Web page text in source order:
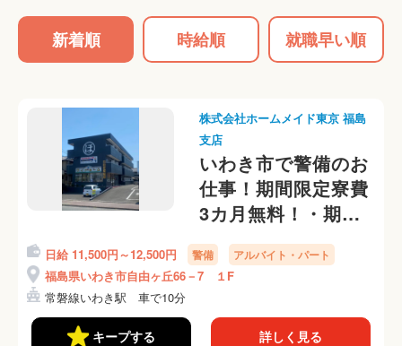
新着順 時給順 就職早い順
株式会社ホームメイド東京 福島
支店
いわき市で警備のお
仕事！期間限定寮費
3カ月無料！・期間
限定5勤務ごとに別
途5,000円入社祝い
金支給（上限6万円
支給） 各会社規定
日給 11,500円～12,500円 警備 アルバイト・パート
福島県いわき市自由ヶ丘66－7 １F
常磐線いわき駅 車で10分
キープする 詳しく見る